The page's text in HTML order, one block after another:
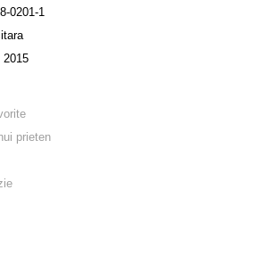
0201-1
2015
prieten